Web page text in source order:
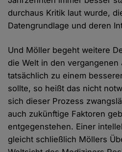
durchaus Kritik laut wurde,
Datengrundlage und deren
Und Möller begeht weitere
die Welt in den vergangenen
tatsächlich zu einem
sollte, so heißt das nicht
sich dieser Prozess
auch zukünftige Faktoren
entgegenstehen. Einer
gleicht schließlich Möllers